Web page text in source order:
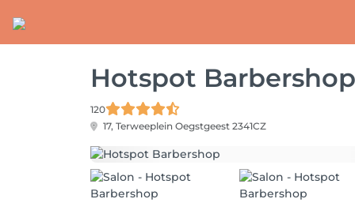
Hotspot Barbershop
120
17, Terweeplein Oegstgeest 2341CZ